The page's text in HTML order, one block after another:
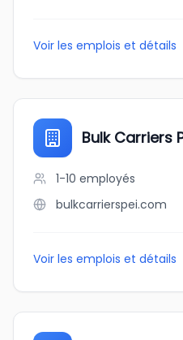
Voir les emplois et détails
Bulk Carriers
1-10 employés
bulkcarrierspei.com
Voir les emplois et détails